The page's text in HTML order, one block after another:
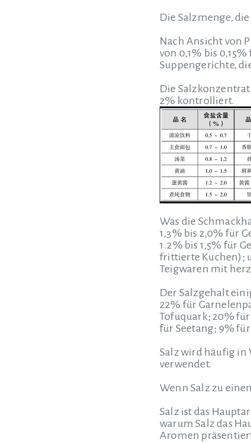
Die Salzmenge,
Nach Ansicht von
von 0,1% bis
Suppengerichte,
Die
2% kontrolliert.
Was die
1,3% bis 2,0% für
1.2% bis 1,5% für
frittierte Kuchen);
Teigwaren mit
Der Salzgehalt
22% für
Tofuquark; 20%
für Seetang; 9%
Salz wird häufig in
verwendet.
Wenn Salz zu
Salz ist das
warum Salz das
Aromen